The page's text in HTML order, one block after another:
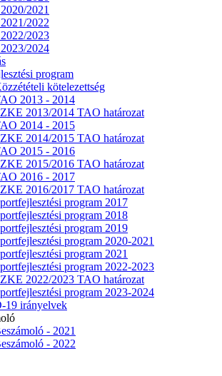
2021
2022
2023
2024
program
kötelezettség
2013 - 2014
2013/2014 TAO határozat
2014 - 2015
2014/2015 TAO határozat
2015 - 2016
2015/2016 TAO határozat
2016 - 2017
2016/2017 TAO határozat
program 2017
program 2018
program 2019
program 2020-2021
program 2021
program 2022-2023
2022/2023 TAO határozat
program 2023-2024
19 irányelvek
- 2021
- 2022